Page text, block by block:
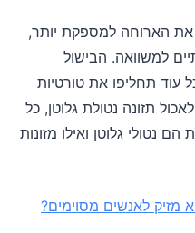
את הארוחה למספקת יותר,
למשוואה. הבישול
עוד תחליפו את טורטיות
תזונה נטולת גלוטן, כל
נטולי גלוטן ואילו מזונות
מזיק לאנשים מסוימים?